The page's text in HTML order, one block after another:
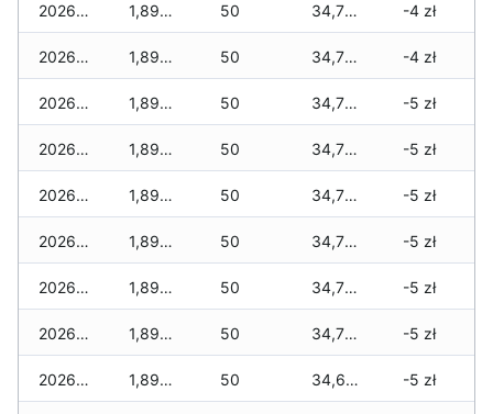
2026-02-05 1,895 zł 50 34,780 zł -4 zł
2026-02-04 1,895 zł 50 34,780 zł -4 zł
2026-02-03 1,895 zł 50 34,710 zł -5 zł
2026-02-02 1,895 zł 50 34,710 zł -5 zł
2026-02-01 1,895 zł 50 34,710 zł -5 zł
2026-01-31 1,895 zł 50 34,710 zł -5 zł
2026-01-30 1,895 zł 50 34,710 zł -5 zł
2026-01-29 1,895 zł 50 34,710 zł -5 zł
2026-01-28 1,895 zł 50 34,665 zł -5 zł